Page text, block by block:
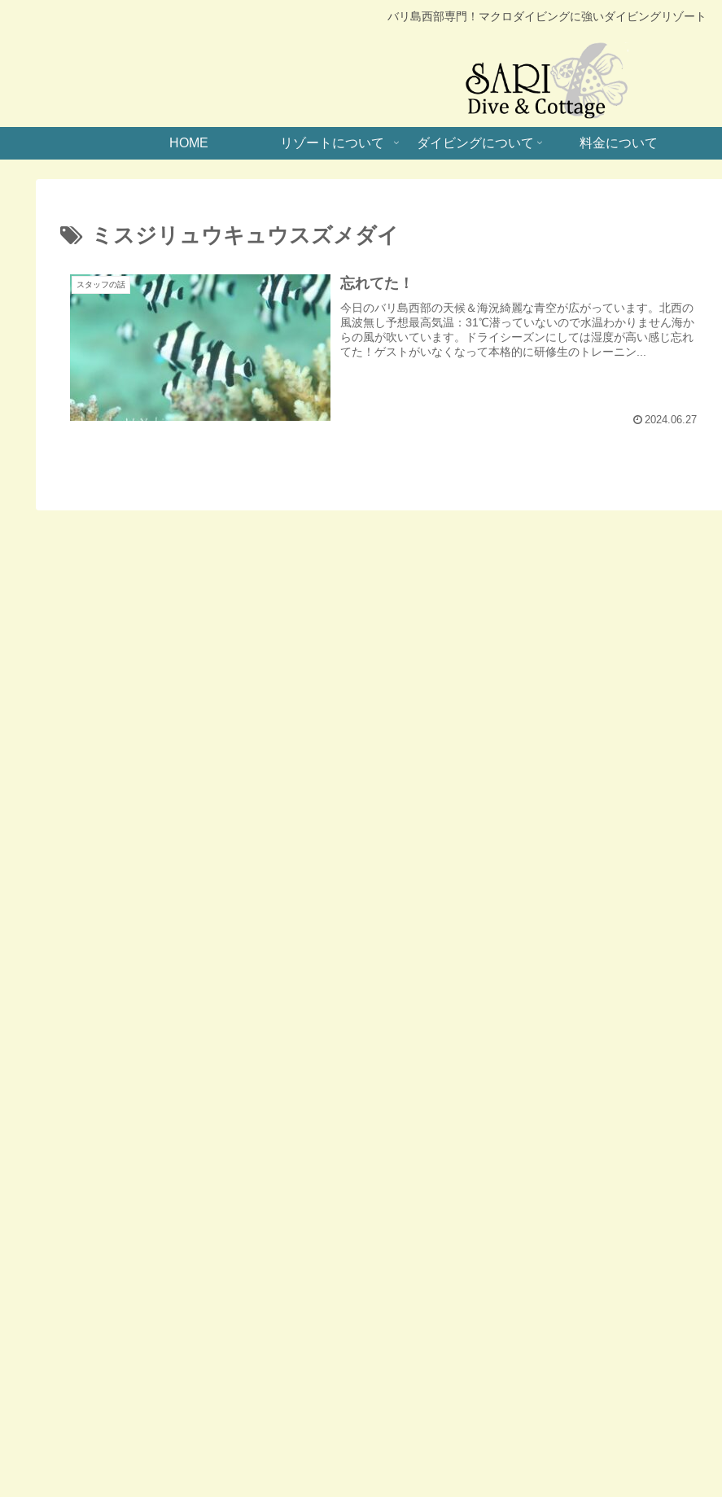
バリ島西部専門！マクロダイビングに強いダイビングリゾート
HOME リゾートについて ダイビングについて 料金について
ミスジリュウキュウスズメダイ
スタッフの話 忘れてた！
今日のバリ島西部の天候＆海況綺麗な青空が広がっています。北西の
風波無し予想最高気温：31℃潜っていないので水温わかりません海か
らの風が吹いています。ドライシーズンにしては湿度が高い感じ忘れ
てた！ゲストがいなくなって本格的に研修生のトレーニン...
2024.06.27